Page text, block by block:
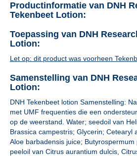
Productinformatie van DNH
Tekenbeet Lotion:
Toepassing van DNH
Lotion:
Let op: dit product was voorheen
Samenstelling van DNH
Lotion:
DNH Tekenbeet lotion Samenstelling:
met UMF frequenties die een
op de weerstand. Water; seedoil van
Brassica campestris; Glycerin; Cetearyl
Aloe barbadensis juice; Butyrospermum
peeloil van Citrus aurantium dulcis,